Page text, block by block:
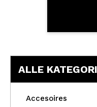
ALLE
Accesoires